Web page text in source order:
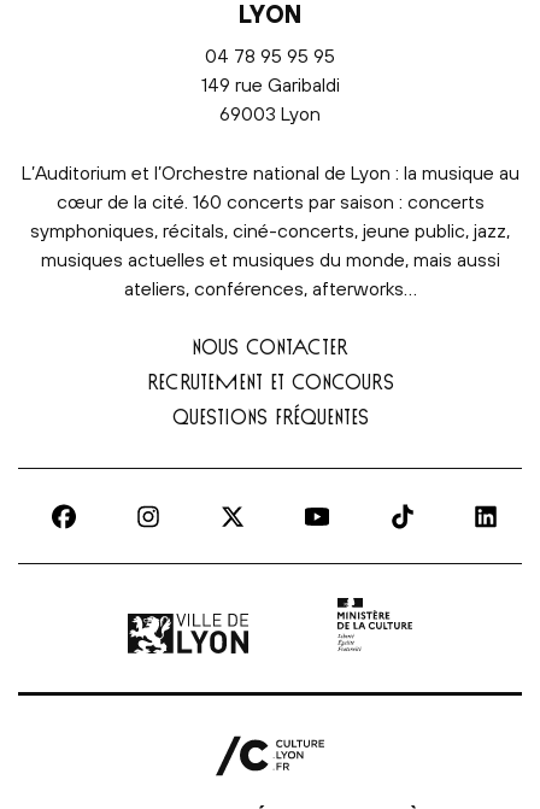
LYON
04 78 95 95 95
149 rue Garibaldi
69003 Lyon
L’Auditorium et l’Orchestre national de Lyon : la musique au
cœur de la cité. 160 concerts par saison : concerts
symphoniques, récitals, ciné-concerts, jeune public, jazz,
musiques actuelles et musiques du monde, mais aussi
ateliers, conférences, afterworks…
NOUS CONTACTER
RECRUTEMENT ET CONCOURS
QUESTIONS FRÉQUENTES
Ville de Lyon | lien externeMinistère de la culture